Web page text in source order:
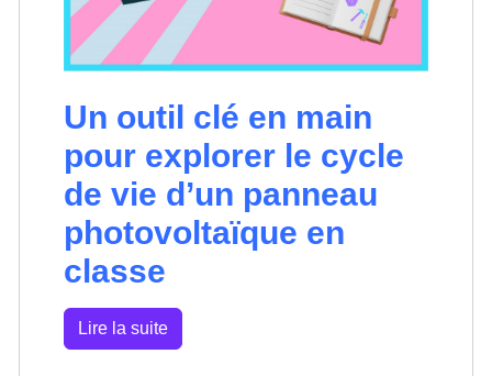
Un outil clé en main
pour explorer le cycle
de vie d’un panneau
photovoltaïque en
classe
Lire la suite